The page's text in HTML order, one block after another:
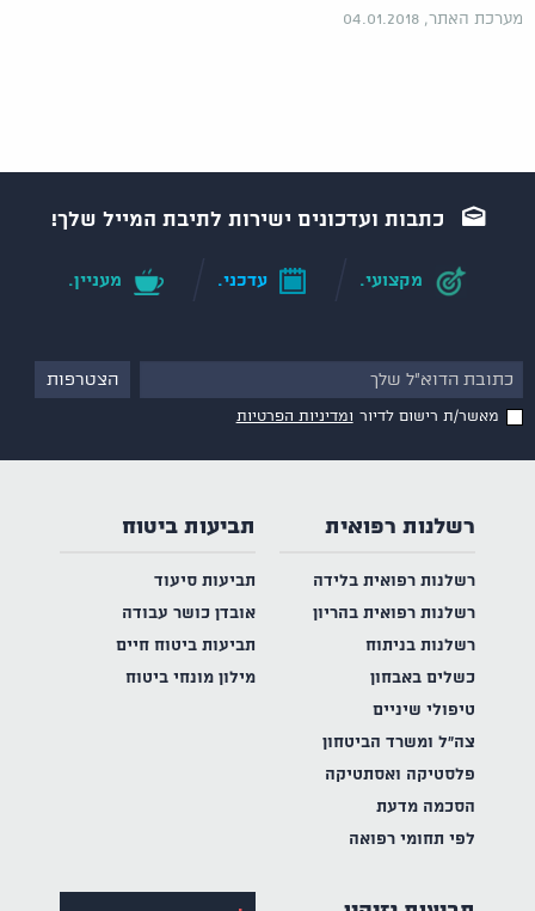
מערכת האתר, 04.01.2018
כתבות ועדכונים ישירות לתיבת המייל שלך!
מקצועי. עדכני. מעניין.
מאשר/ת רישום לדיור ומדיניות הפרטיות
רשלנות רפואית
רשלנות רפואית בלידה
רשלנות רפואית בהריון
רשלנות בניתוח
כשלים באבחון
טיפולי שיניים
צה"ל ומשרד הביטחון
פלסטיקה ואסתטיקה
הסכמה מדעת
לפי תחומי רפואה
תביעות ביטוח
תביעות סיעוד
אובדן כושר עבודה
תביעות ביטוח חיים
מילון מונחי ביטוח